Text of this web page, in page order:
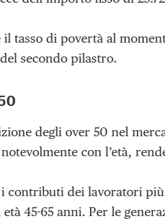
tasso di povertà al
secondo pilastro.
degli over 50 nel
con l’età,
dei lavoratori più
45-65 anni. Per le